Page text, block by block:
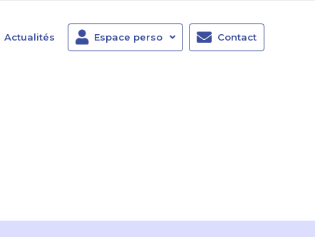
Actualités Espace perso Contact